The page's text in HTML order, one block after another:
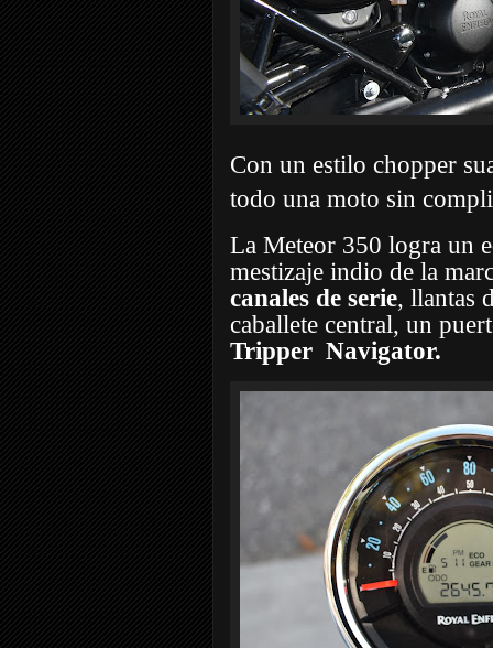
Con un estilo chopper
todo una moto sin
La Meteor 350 logra un
mestizaje indio de la
canales de serie, llantas
caballete central, un
Tripper Navigator.